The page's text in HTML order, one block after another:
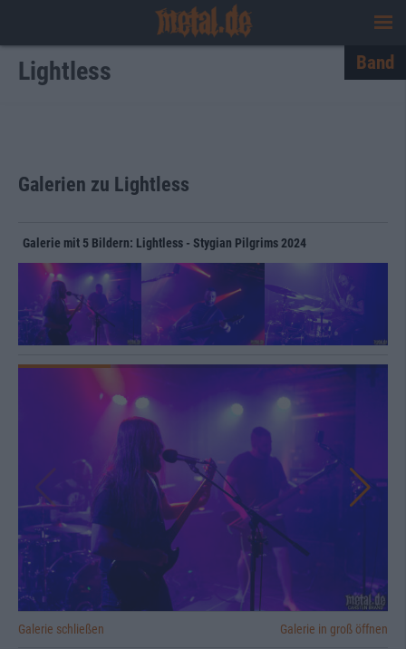
Lightless Band
Galerien zu Lightless
Galerie mit 5 Bildern: Lightless - Stygian Pilgrims 2024
Galerie schließen Galerie in groß öffnen